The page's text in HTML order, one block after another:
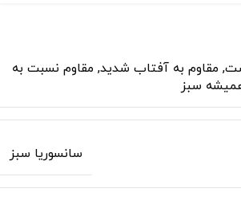
, مقاوم به آفتاب شدید, مقاوم نسبت به
سبز
سانسوریا سبز